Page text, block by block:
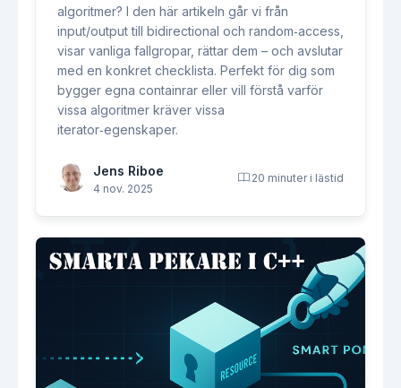
algoritmer? I den här artikeln går vi från
input/output till bidirectional och random‑access,
visar vanliga fallgropar, rättar dem – och avslutar
med en konkret checklista. Perfekt för dig som
bygger egna containrar eller vill förstå varför
vissa algoritmer kräver vissa
iterator‑egenskaper.
Jens Riboe
4 nov. 2025
20 minuter i lästid